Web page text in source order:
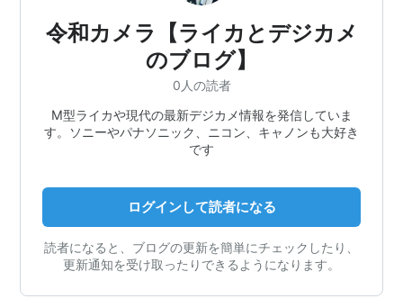
令和カメラ【ライカとデジカメ
のブログ】
0人の読者
M型ライカや現代の最新デジカメ情報を発信していま
す。ソニーやパナソニック、ニコン、キャノンも大好き
です
ログインして読者になる
読者になると、ブログの更新を簡単にチェックしたり、
更新通知を受け取ったりできるようになります。